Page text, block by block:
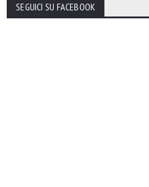
SEGUICI SU FACEBOOK